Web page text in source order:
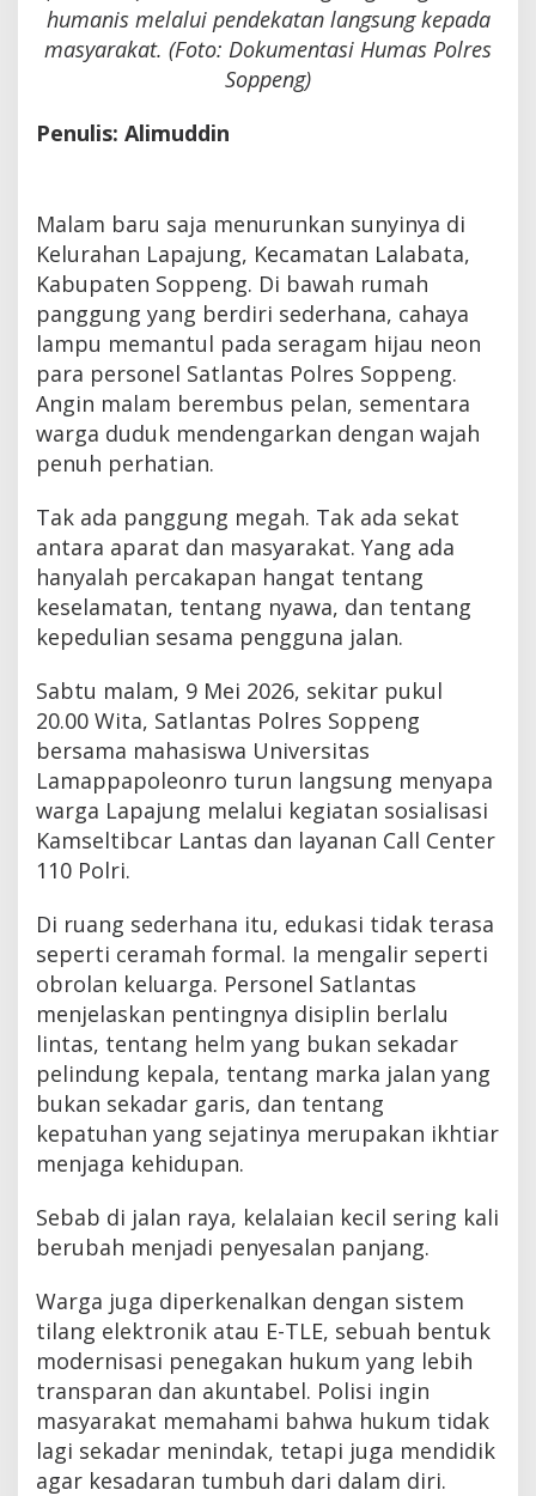
humanis melalui pendekatan langsung kepada
masyarakat. (Foto: Dokumentasi Humas Polres
Soppeng)
Penulis: Alimuddin
Malam baru saja menurunkan sunyinya di
Kelurahan Lapajung, Kecamatan Lalabata,
Kabupaten Soppeng. Di bawah rumah
panggung yang berdiri sederhana, cahaya
lampu memantul pada seragam hijau neon
para personel Satlantas Polres Soppeng.
Angin malam berembus pelan, sementara
warga duduk mendengarkan dengan wajah
penuh perhatian.
Tak ada panggung megah. Tak ada sekat
antara aparat dan masyarakat. Yang ada
hanyalah percakapan hangat tentang
keselamatan, tentang nyawa, dan tentang
kepedulian sesama pengguna jalan.
Sabtu malam, 9 Mei 2026, sekitar pukul
20.00 Wita, Satlantas Polres Soppeng
bersama mahasiswa Universitas
Lamappapoleonro turun langsung menyapa
warga Lapajung melalui kegiatan sosialisasi
Kamseltibcar Lantas dan layanan Call Center
110 Polri.
Di ruang sederhana itu, edukasi tidak terasa
seperti ceramah formal. Ia mengalir seperti
obrolan keluarga. Personel Satlantas
menjelaskan pentingnya disiplin berlalu
lintas, tentang helm yang bukan sekadar
pelindung kepala, tentang marka jalan yang
bukan sekadar garis, dan tentang
kepatuhan yang sejatinya merupakan ikhtiar
menjaga kehidupan.
Sebab di jalan raya, kelalaian kecil sering kali
berubah menjadi penyesalan panjang.
Warga juga diperkenalkan dengan sistem
tilang elektronik atau E-TLE, sebuah bentuk
modernisasi penegakan hukum yang lebih
transparan dan akuntabel. Polisi ingin
masyarakat memahami bahwa hukum tidak
lagi sekadar menindak, tetapi juga mendidik
agar kesadaran tumbuh dari dalam diri.